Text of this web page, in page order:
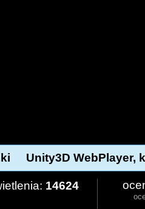
Unity3D WebPlayer,
14624